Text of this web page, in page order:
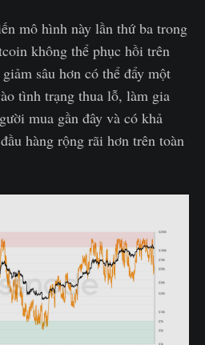
mô hình này lần thứ ba trong
không thể phục hồi trên
sâu hơn có thể đẩy một
tình trạng thua lỗ, làm gia
mua gần đây và có khả
hàng rộng rãi hơn trên toàn